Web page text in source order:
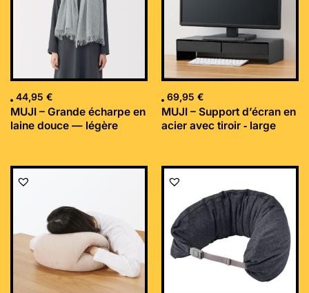
44,95 €
MUJI – Grande écharpe en
laine douce — légère
69,95 €
MUJI – Support d’écran en
acier avec tiroir ‐ large